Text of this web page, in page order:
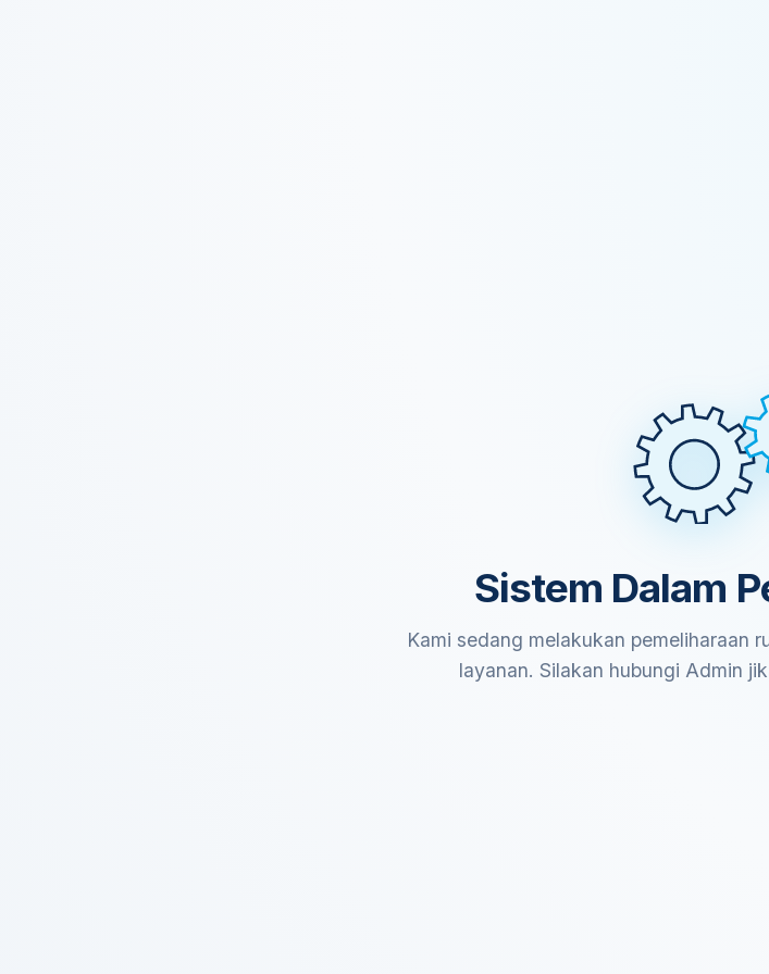
Sistem Dalam
Kami sedang melakukan pemeliharaan
layanan. Silakan hubungi Admin